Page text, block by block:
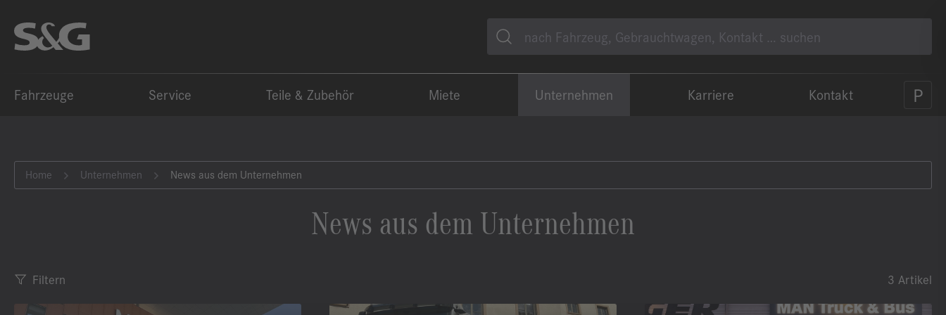
Suche
Fahrzeuge Service Teile & Zubehör Miete Unternehmen Karriere Kontakt
Home Unternehmen News aus dem Unternehmen
News aus dem Unternehmen
Filtern 3 Artikel